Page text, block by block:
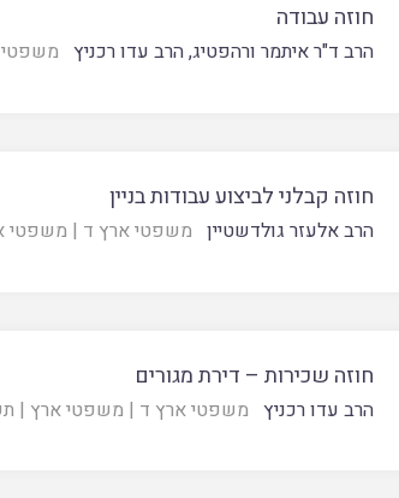
חוזה עבודה
הרב ד"ר איתמר ורהפטיג,הרב עדו רכניץ
חוזה קבלני לביצוע עבודות בניין
הרב אלעזר גולדשטיין משפטי ארץ ד | משפטי
חוזה שכירות – דירת מגורים
הרב עדו רכניץ משפטי ארץ ד | משפטי ארץ |